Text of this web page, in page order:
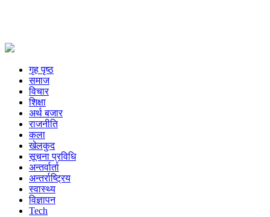
गृह पृष्ठ
समाज
विचार
शिक्षा
अर्थ बजार
राजनीति
कला
खेलकुद
सूचना प्रविधि
अन्तर्वार्ता
अन्तर्राष्ट्रिय
स्वास्थ्य
विज्ञापन
Tech